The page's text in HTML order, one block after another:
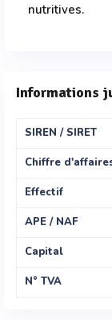
nutritives.
Informations
SIREN / SIRET
Chiffre
Effectif
APE / NAF
Capital
N° TVA